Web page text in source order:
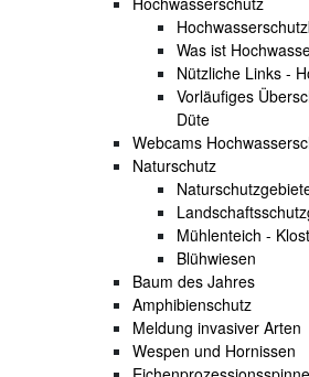
Was ist
Nützliche Links -
Vorläufiges
Düte
Webcams
Naturschutz
Mühlenteich -
Blühwiesen
Baum des Jahres
Amphibienschutz
Meldung invasiver Arten
Wespen und Hornissen